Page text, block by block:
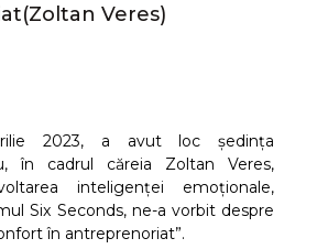
Veres)
2023, a avut loc ședința
în cadrul căreia Zoltan Veres,
inteligenței emoționale,
Six Seconds, ne-a vorbit despre
în antreprenoriat”.